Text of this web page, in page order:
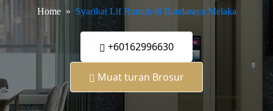
Home Syarikat Lif Rumah di Bandaraya Melaka
+60162996630
Muat turan Brosur